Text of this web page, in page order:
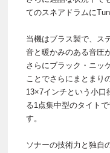
てのスネアドラムに
当機はブラス製で、ス
音と暖かみのある音圧
さらにブラック・ニッ
ことでさらにまとまり
13×7インチという小口
る1点集中型のタイト
す。
ソナーの技術力と独自